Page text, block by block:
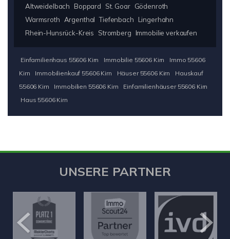
Altweidelbach
Boppard St. Goar Gödenroth
Warmsroth Argenthal Tiefenbach
Lingerhahn
Rhein-Hunsrück-Kreis
Stromberg Immobilie verkaufen
Einfamilienhaus 55606 Kirn Immobilie 55606 Kirn
Immo 55606
Kirn
Immobilienkauf 55606 Kirn Häuser 55606 Kirn
Hauskauf
55606 Kirn
Immobilien 55606 Kirn
Einfamilienhäuser 55606 Kirn
Haus 55606 Kirn
UNSERE PARTNER